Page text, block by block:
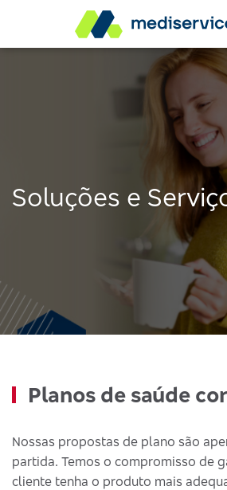
Soluções e
Planos de saúde
Nossas propostas de plano são
partida. Temos o compromisso de
cliente tenha o produto mais